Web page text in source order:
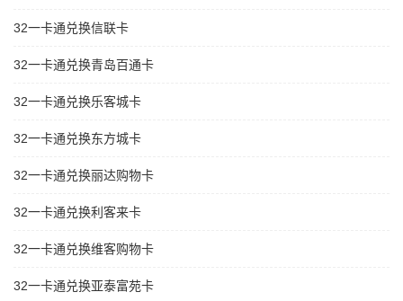
32一卡通兑换信联卡
32一卡通兑换青岛百通卡
32一卡通兑换乐客城卡
32一卡通兑换东方城卡
32一卡通兑换丽达购物卡
32一卡通兑换利客来卡
32一卡通兑换维客购物卡
32一卡通兑换亚泰富苑卡